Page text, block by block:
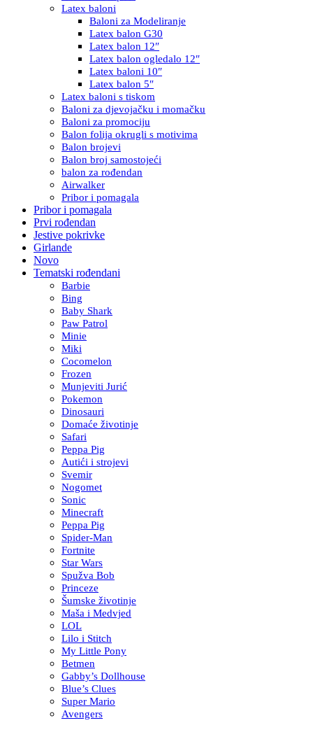
Latex baloni
Baloni za Modeliranje
Latex balon G30
Latex balon 12″
Latex balon ogledalo 12″
Latex baloni 10″
Latex balon 5″
Latex baloni s tiskom
Baloni za djevojačku i momačku
Baloni za promociju
Balon folija okrugli s motivima
Balon brojevi
Balon broj samostojeći
balon za rođendan
Airwalker
Pribor i pomagala
Pribor i pomagala
Prvi rođendan
Jestive pokrivke
Girlande
Novo
Tematski rođendani
Barbie
Bing
Baby Shark
Paw Patrol
Minie
Miki
Cocomelon
Frozen
Munjeviti Jurić
Pokemon
Dinosauri
Domaće životinje
Safari
Peppa Pig
Autići i strojevi
Svemir
Nogomet
Sonic
Minecraft
Peppa Pig
Spider-Man
Fortnite
Star Wars
Spužva Bob
Princeze
Šumske životinje
Maša i Medvjed
LOL
Lilo i Stitch
My Little Pony
Betmen
Gabby’s Dollhouse
Blue’s Clues
Super Mario
Avengers